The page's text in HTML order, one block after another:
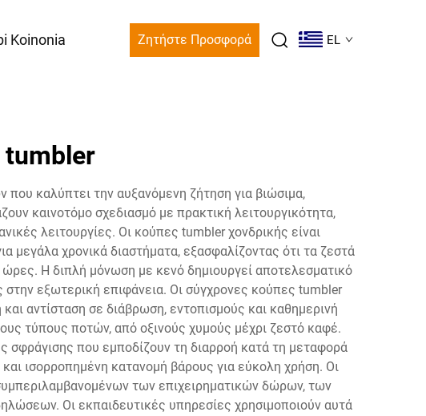
Koinonia Ζητήστε Προσφορά EL
tumbler
καλύπτει την αυξανόμενη ζήτηση για βιώσιμα,
καινοτόμο σχεδιασμό με πρακτική λειτουργικότητα,
λειτουργίες. Οι κούπες tumbler χονδρικής είναι
χρονικά διαστήματα, εξασφαλίζοντας ότι τα ζεστά
Η διπλή μόνωση με κενό δημιουργεί αποτελεσματικό
εξωτερική επιφάνεια. Οι σύγχρονες κούπες tumbler
αντίσταση σε διάβρωση, εντοπισμούς και καθημερινή
τύπους ποτών, από οξινούς χυμούς μέχρι ζεστό καφέ.
σφράγισης που εμποδίζουν τη διαρροή κατά τη μεταφορά
ισορροπημένη κατανομή βάρους για εύκολη χρήση. Οι
των επιχειρηματικών δώρων, των
Οι εκπαιδευτικές υπηρεσίες χρησιμοποιούν αυτά